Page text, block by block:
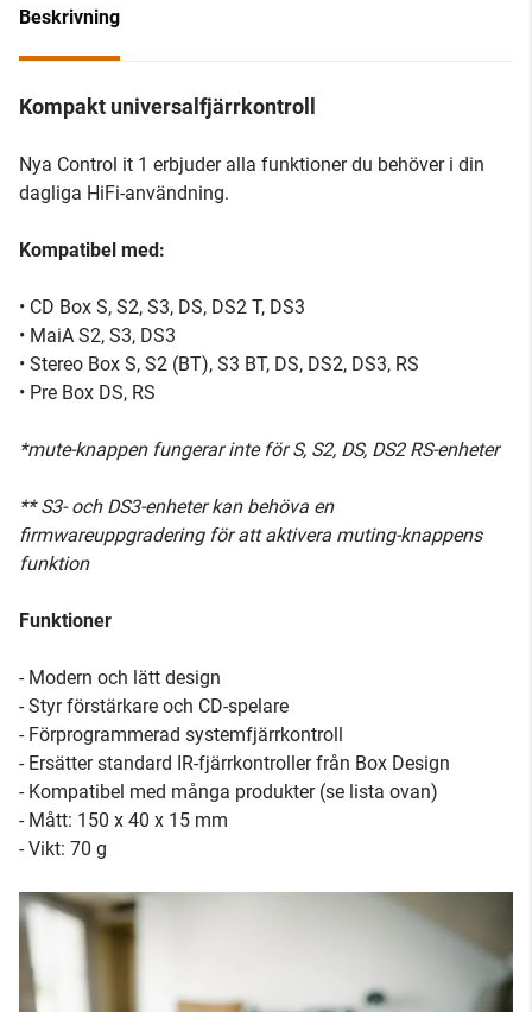
Beskrivning
Kompakt universalfjärrkontroll
Nya Control it 1 erbjuder alla funktioner du behöver i din
dagliga HiFi-användning.
Kompatibel med:
• CD Box S, S2, S3, DS, DS2 T, DS3
• MaiA S2, S3, DS3
• Stereo Box S, S2 (BT), S3 BT, DS, DS2, DS3, RS
• Pre Box DS, RS
*mute-knappen fungerar inte för S, S2, DS, DS2 RS-enheter
** S3- och DS3-enheter kan behöva en
firmwareuppgradering för att aktivera muting-knappens
funktion
Funktioner
- Modern och lätt design
- Styr förstärkare och CD-spelare
- Förprogrammerad systemfjärrkontroll
- Ersätter standard IR-fjärrkontroller från Box Design
- Kompatibel med många produkter (se lista ovan)
- Mått: 150 x 40 x 15 mm
- Vikt: 70 g